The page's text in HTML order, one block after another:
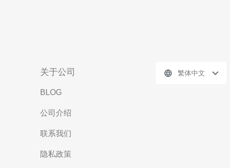
关于公司
BLOG
公司介绍
联系我们
隐私政策
繁体中文